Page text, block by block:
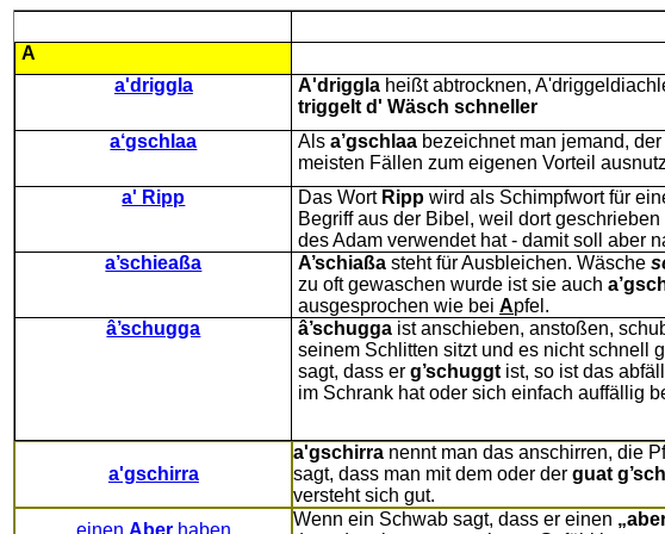
A
a'driggla
A'driggla heißt abtrocknen,
triggelt d' Wäsch schneller
a‘gschlaa
Alsa’gschlaa bezeichnet man jemand,
meisten Fällen zum eigenen Vorteil
a' Ripp
Das Wort Ripp wird als Schimpfwort für
Begriff aus der Bibel, weil dort
des Adam verwendet hat - damit soll aber
a’schieaßa
A’schiaßa steht für Ausbleichen. Wäsche
zu oft gewaschen wurde ist sie auch
ausgesprochen wie beiApfel.
â’schugga
â’schugga ist anschieben, anstoßen,
seinem Schlitten sitzt und es nicht schnell
sagt, dass erg’schuggt ist, so ist das
im Schrank hat oder sich einfach auffällig
a'gschirra
a'gschirra nennt man das anschirren, die
sagt, dass man mit dem oder derguat
versteht sich gut.
einen Aberhaben
Wenn ein Schwab sagt, dass er einen